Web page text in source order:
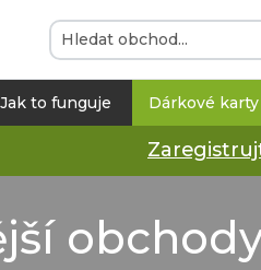
Jak to funguje Dárkové